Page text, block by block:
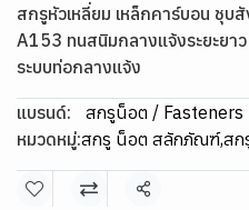
สกรูหัวเหลี่ยม เหล็กคาร์บอน ชุบ
A153 ทนสนิมกลางแจ้งระยะยา
ระบบท่อกลางแจ้ง
แบรนด์:
สกรูน็อต / Fasteners
หมวดหมู่:สกรู น็อต สลักภัณฑ์,สก
แชร์